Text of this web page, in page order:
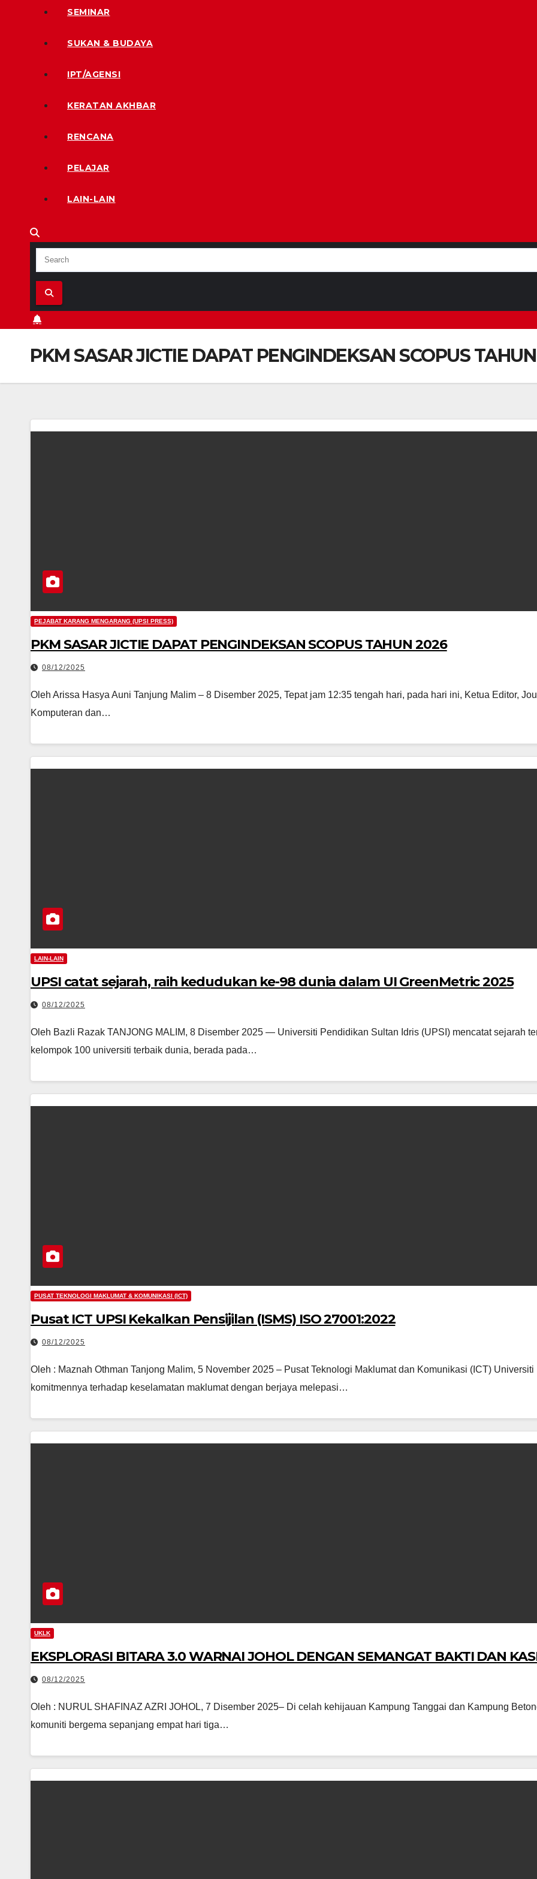
SEMINAR
SUKAN & BUDAYA
IPT/AGENSI
KERATAN AKHBAR
RENCANA
PELAJAR
LAIN-LAIN
PKM SASAR JICTIE DAPAT PENGINDEKSAN SCOPUS
PEJABAT KARANG MENGARANG (UPSI PRESS)
PKM SASAR JICTIE DAPAT PENGINDEKSAN SCOPUS TAHUN 2026
08/12/2025
Oleh Arissa Hasya Auni Tanjung Malim – 8 Disember 2025, Tepat jam 12:35 tengah hari, pada hari ini, Ketua Editor,
Komputeran dan…
LAIN-LAIN
UPSI catat sejarah, raih kedudukan ke-98 dunia dalam UI GreenMetric 2025
08/12/2025
Oleh Bazli Razak TANJONG MALIM, 8 Disember 2025 — Universiti Pendidikan Sultan Idris (UPSI) mencatat sejarah
kelompok 100 universiti terbaik dunia, berada pada…
PUSAT TEKNOLOGI MAKLUMAT & KOMUNIKASI (ICT)
Pusat ICT UPSI Kekalkan Pensijilan (ISMS) ISO 27001:2022
08/12/2025
Oleh : Maznah Othman Tanjong Malim, 5 November 2025 – Pusat Teknologi Maklumat dan Komunikasi (ICT)
komitmennya terhadap keselamatan maklumat dengan berjaya melepasi…
UKLK
EKSPLORASI BITARA 3.0 WARNAI JOHOL DENGAN SEMANGAT BAKTI DAN
08/12/2025
Oleh : NURUL SHAFINAZ AZRI JOHOL, 7 Disember 2025– Di celah kehijauan Kampung Tanggai dan Kampung
komuniti bergema sepanjang empat hari tiga…